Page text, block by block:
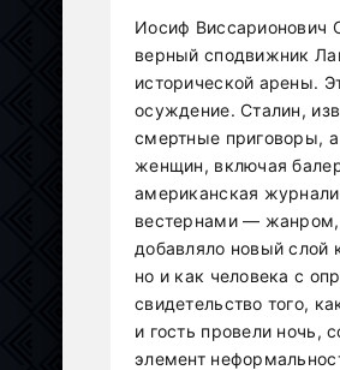
Иосиф Виссарионович
верный сподвижник
исторической арены.
осуждение. Сталин,
смертные приговоры,
женщин, включая
американская
вестернами — жанром,
добавляло новый слой
но и как человека с
свидетельство того,
и гость провели ночь,
элемент